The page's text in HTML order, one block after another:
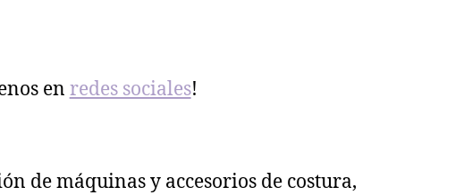
en redes sociales!
de máquinas y accesorios de costura,